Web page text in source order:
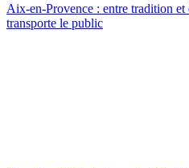
Aix-en-Provence : entre tradition et
transporte le public